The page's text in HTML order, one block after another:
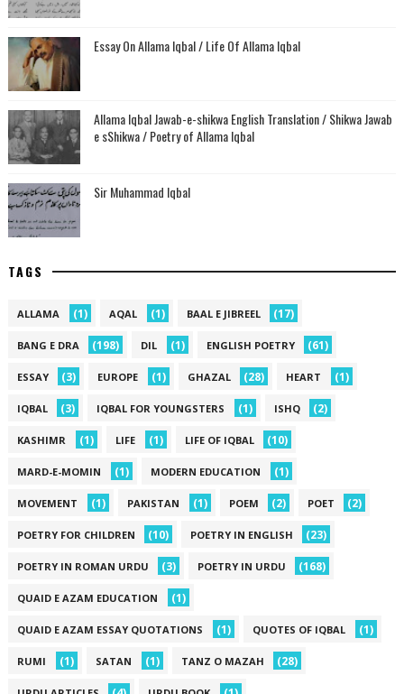
Essay On Allama Iqbal / Life Of Allama Iqbal
Allama Iqbal Jawab-e-shikwa English Translation / Shikwa Jawab
e sShikwa / Poetry of Allama Iqbal
Sir Muhammad Iqbal
TAGS
ALLAMA (1) AQAL (1) BAAL E JIBREEL (17)
BANG E DRA (198) DIL (1) ENGLISH POETRY (61)
ESSAY (3) EUROPE (1) GHAZAL (28) HEART (1)
IQBAL (3) IQBAL FOR YOUNGSTERS (1) ISHQ (2)
KASHIMR (1) LIFE (1) LIFE OF IQBAL (10)
MARD-E-MOMIN (1) MODERN EDUCATION (1)
MOVEMENT (1) PAKISTAN (1) POEM (2) POET (2)
POETRY FOR CHILDREN (10) POETRY IN ENGLISH (23)
POETRY IN ROMAN URDU (3) POETRY IN URDU (168)
QUAID E AZAM EDUCATION (1)
QUAID E AZAM ESSAY QUOTATIONS (1) QUOTES OF IQBAL (1)
RUMI (1) SATAN (1) TANZ O MAZAH (28)